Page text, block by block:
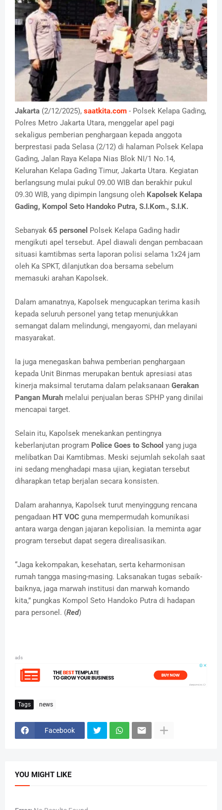
Jakarta (2/12/2025), saatkita.com - Polsek Kelapa Gading,
Polres Metro Jakarta Utara, menggelar apel pagi
sekaligus pemberian penghargaan kepada anggota
berprestasi pada Selasa (2/12) di halaman Polsek Kelapa
Gading, Jalan Raya Kelapa Nias Blok NI/1 No.14,
Kelurahan Kelapa Gading Timur, Jakarta Utara. Kegiatan
berlangsung mulai pukul 09.00 WIB dan berakhir pukul
09.30 WIB, yang dipimpin langsung oleh Kapolsek Kelapa
Gading, Kompol Seto Handoko Putra, S.I.Kom., S.I.K.
Sebanyak 65 personel Polsek Kelapa Gading hadir
mengikuti apel tersebut. Apel diawali dengan pembacaan
situasi kamtibmas serta laporan polisi selama 1x24 jam
oleh Ka SPKT, dilanjutkan doa bersama sebelum
memasuki arahan Kapolsek.
Dalam amanatnya, Kapolsek mengucapkan terima kasih
kepada seluruh personel yang tetap menunjukkan
semangat dalam melindungi, mengayomi, dan melayani
masyarakat.
Ia juga menegaskan bahwa pemberian penghargaan
kepada Unit Binmas merupakan bentuk apresiasi atas
kinerja maksimal terutama dalam pelaksanaan Gerakan
Pangan Murah melalui penjualan beras SPHP yang dinilai
mencapai target.
Selain itu, Kapolsek menekankan pentingnya
keberlanjutan program Police Goes to School yang juga
melibatkan Dai Kamtibmas. Meski sejumlah sekolah saat
ini sedang menghadapi masa ujian, kegiatan tersebut
diharapkan tetap berjalan secara konsisten.
Dalam arahannya, Kapolsek turut menyinggung rencana
pengadaan HT VOC guna mempermudah komunikasi
antara warga dengan jajaran kepolisian. Ia meminta agar
program tersebut dapat segera direalisasikan.
“Jaga kekompakan, kesehatan, serta keharmonisan
rumah tangga masing-masing. Laksanakan tugas sebaik-
baiknya, jaga marwah institusi dan marwah komando
kita,” pungkas Kompol Seto Handoko Putra di hadapan
para personel. (Red)
ads
Tags news
Facebook
YOU MIGHT LIKE